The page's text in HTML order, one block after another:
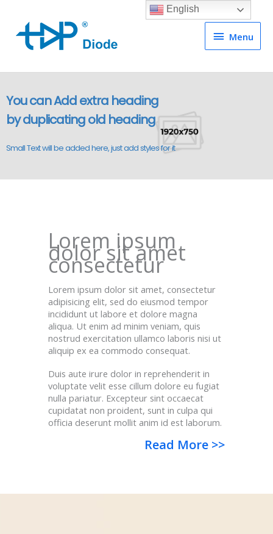
Menu
Menu
You can Add extra heading
by duplicating old heading
Small Text will be added here, just add styles for it
Lorem ipsum
dolor sit amet
consectetur
Lorem ipsum dolor sit amet, consectetur
adipisicing elit, sed do eiusmod tempor
incididunt ut labore et dolore magna
aliqua. Ut enim ad minim veniam, quis
nostrud exercitation ullamco laboris nisi ut
aliquip ex ea commodo consequat.
Duis aute irure dolor in reprehenderit in
voluptate velit esse cillum dolore eu fugiat
nulla pariatur. Excepteur sint occaecat
cupidatat non proident, sunt in culpa qui
officia deserunt mollit anim id est laborum.
Read More >>
English